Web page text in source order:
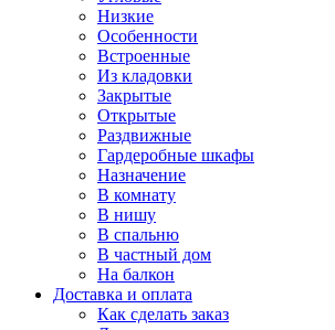
Низкие
Особенности
Встроенные
Из кладовки
Закрытые
Открытые
Раздвижные
Гардеробные шкафы
Назначение
В комнату
В нишу
В спальню
В частный дом
На балкон
Доставка и оплата
Как сделать заказ